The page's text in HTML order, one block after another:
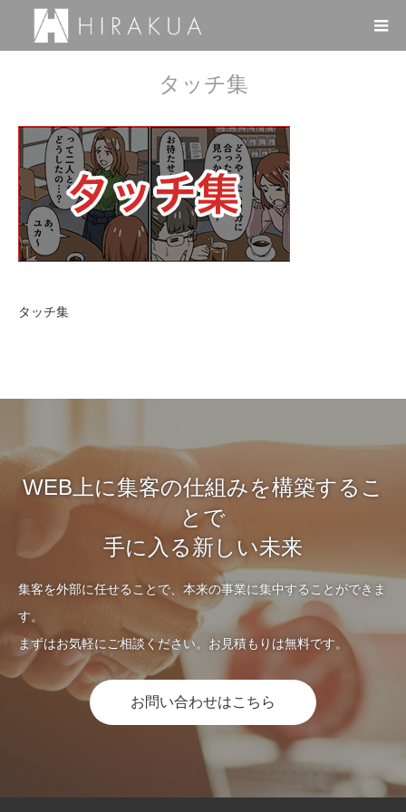
タッチ集
タッチ集
WEB上に集客の仕組みを構築するこ
とで
手に入る新しい未来
集客を外部に任せることで、本来の事業に集中することができま
す。
まずはお気軽にご相談ください。お見積もりは無料です。
お問い合わせはこちら